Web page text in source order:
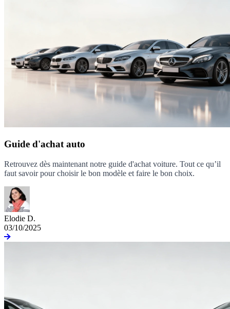
Guide d'achat auto
Retrouvez dès maintenant notre guide d'achat voiture. Tout ce qu’il
faut savoir pour choisir le bon modèle et faire le bon choix.
Elodie D.
03/10/2025